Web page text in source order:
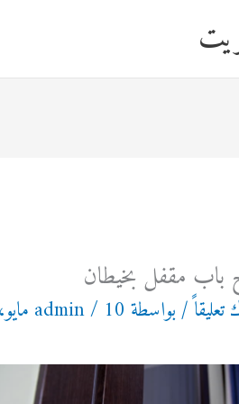
باب مقفل بخيطان
تعليقاً/ بواسطة admin/ 10 مايو، 2024